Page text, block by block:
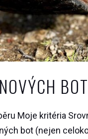
BOT
Moje kritéria
bot (nejen